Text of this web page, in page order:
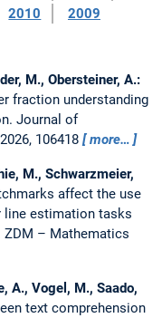
2010 2009
M., Obersteiner, A.:
fraction understanding
Journal of
106418 more…
M., Schwarzmeier,
affect the use
line estimation tasks
ZDM – Mathematics
A., Vogel, M., Saado,
text comprehension